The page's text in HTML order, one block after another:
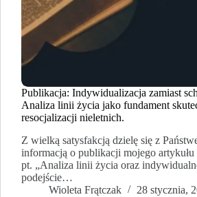
Publikacja: Indywidualizacja zamiast
Analiza linii życia jako fundament
resocjalizacji nieletnich.
Z wielką satysfakcją dzielę się z
informacją o publikacji mojego
pt. „Analiza linii życia oraz
podejście…
Wioleta Frątczak
28 stycznia,